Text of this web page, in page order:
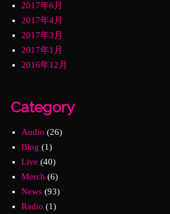
2017年6月
2017年4月
2017年3月
2017年1月
2016年12月
Category
Audio (26)
Blog (1)
Live (40)
Merch (6)
News(93)
Radio (1)